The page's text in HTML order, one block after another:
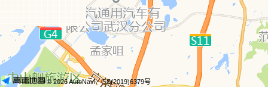
© 2026 AutoNavi- GS(2019)6379号